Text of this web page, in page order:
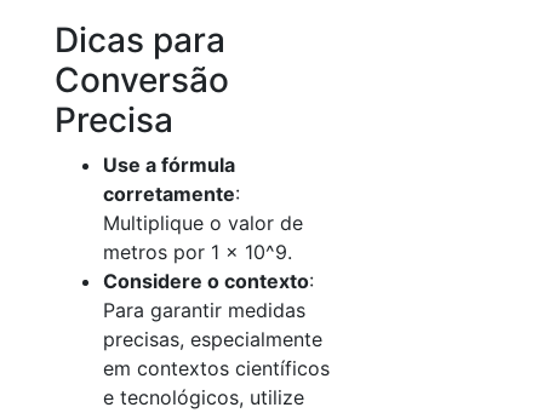
Dicas para
Conversão
Precisa
Use a fórmula
corretamente:
Multiplique o valor de
metros por 1 × 10^9.
Considere o contexto:
Para garantir medidas
precisas, especialmente
em contextos científicos
e tecnológicos, utilize